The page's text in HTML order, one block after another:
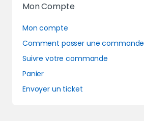
Mon Compte
Mon compte
Comment passer une commande
Suivre votre commande
Panier
Envoyer un ticket